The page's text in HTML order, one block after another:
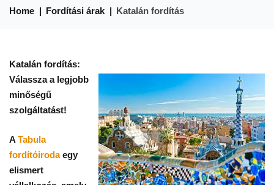
Home | Fordítási árak | Katalán fordítás
Katalán
fordítás
Katalán fordítás:
Válassza a legjobb
minőségű
szolgáltatást!
A Tabula
fordítóirodaegy
elismert